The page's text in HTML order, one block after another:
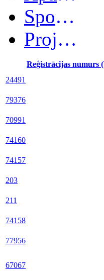
Spoguļkomitejas
Projekti
Reģistrācijas numurs
24491
79376
70991
74160
74157
203
211
74158
77956
67067